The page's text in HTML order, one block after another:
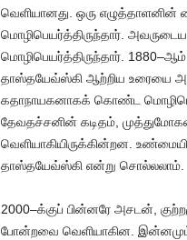
வெளியானது. ஒரு எழுத்தாளனின்
மொழிபெயர்த்திருந்தார்.
மொழிபெயர்த்திருந்தார்.
தாஸ்தயேவ்ஸ்கி ஆற்றிய உரையை
கதாநாயகனாகக் கொண்ட
தேவதச்சனின் கடிதம்,
வெளியாகியிருக்கின்றன.
தாஸ்தயேவ்ஸ்கி என்று சொல்லலாம்.
2000–க்குப் பின்னரே அசடன்,
போன்றவை வெளியாகின. இன்னமும்